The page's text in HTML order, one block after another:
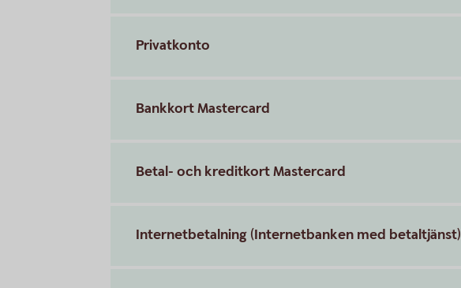
Privatkonto
Bankkort Mastercard
Betal- och kreditkort Mastercard
Internetbetalning (Internetbanken med betaltjänst)